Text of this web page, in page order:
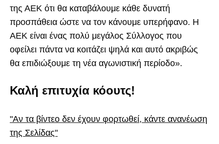
της ΑΕΚ ότι θα καταβάλουμε κάθε δυνατή
προσπάθεια ώστε να τον κάνουμε υπερήφανο. Η
ΑΕΚ είναι ένας πολύ μεγάλος Σύλλογος που
οφείλει πάντα να κοιτάζει ψηλά και αυτό ακριβώς
θα επιδιώξουμε τη νέα αγωνιστική περίοδο».
Καλή επιτυχία κόουτς!
"Αν τα βίντεο δεν έχουν φορτωθεί, κάντε ανανέωση
της Σελίδας"